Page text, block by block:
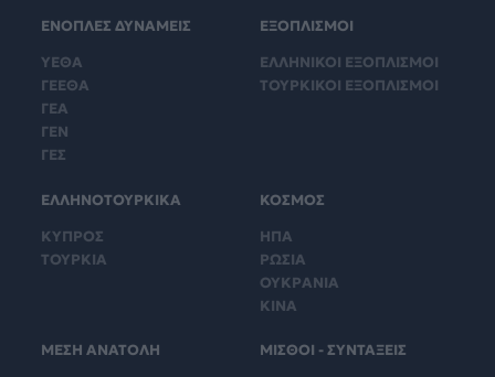
ΕΝΟΠΛΕΣ ΔΥΝΑΜΕΙΣ
ΥΕΘΑ
ΓΕΕΘΑ
ΓΕΑ
ΓΕΝ
ΓΕΣ
ΕΞΟΠΛΙΣΜΟΙ
ΕΛΛΗΝΙΚΟΙ ΕΞΟΠΛΙΣΜΟΙ
ΤΟΥΡΚΙΚΟΙ ΕΞΟΠΛΙΣΜΟΙ
ΕΛΛΗΝΟΤΟΥΡΚΙΚΑ
ΚΥΠΡΟΣ
ΤΟΥΡΚΙΑ
ΚΟΣΜΟΣ
ΗΠΑ
ΡΩΣΙΑ
ΟΥΚΡΑΝΙΑ
ΚΙΝΑ
ΜΕΣΗ ΑΝΑΤΟΛΗ ΜΙΣΘΟΙ - ΣΥΝΤΑΞΕΙΣ